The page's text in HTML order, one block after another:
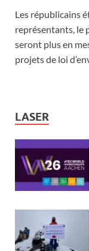
Les républicains
représentants, le
seront plus en
projets de loi
LASER